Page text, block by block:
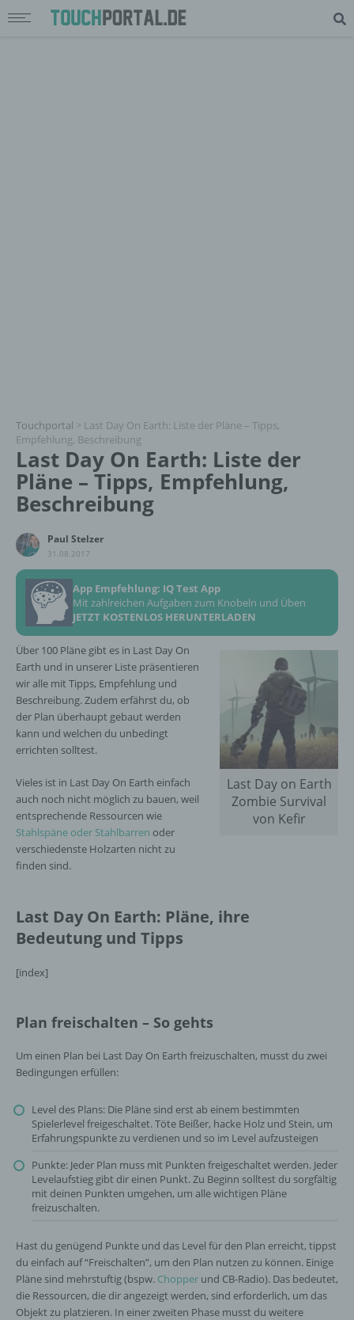
Touchportal > Last Day On Earth: Liste der Pläne – Tipps,
Empfehlung, Beschreibung
Last Day On Earth: Liste der
Pläne – Tipps, Empfehlung,
Beschreibung
Paul Stelzer
31.08.2017
App Empfehlung: IQ Test App
Mit zahlreichen Aufgaben zum Knobeln und Üben
JETZT KOSTENLOS HERUNTERLADEN
Last Day on Earth
Zombie Survival
von Kefir
Über 100 Pläne gibt es in Last Day On
Earth und in unserer Liste präsentieren
wir alle mit Tipps, Empfehlung und
Beschreibung. Zudem erfährst du, ob
der Plan überhaupt gebaut werden
kann und welchen du unbedingt
errichten solltest.
Vieles ist in Last Day On Earth einfach
auch noch nicht möglich zu bauen, weil
entsprechende Ressourcen wie
Stahlspäne oder Stahlbarren oder
verschiedenste Holzarten nicht zu
finden sind.
Last Day On Earth: Pläne, ihre
Bedeutung und Tipps
[index]
Plan freischalten – So gehts
Um einen Plan bei Last Day On Earth freizuschalten, musst du zwei
Bedingungen erfüllen:
Level des Plans: Die Pläne sind erst ab einem bestimmten
Spielerlevel freigeschaltet. Töte Beißer, hacke Holz und Stein, um
Erfahrungspunkte zu verdienen und so im Level aufzusteigen
Punkte: Jeder Plan muss mit Punkten freigeschaltet werden. Jeder
Levelaufstieg gibt dir einen Punkt. Zu Beginn solltest du sorgfältig
mit deinen Punkten umgehen, um alle wichtigen Pläne
freizuschalten.
Hast du genügend Punkte und das Level für den Plan erreicht, tippst
du einfach auf “Freischalten”, um den Plan nutzen zu können. Einige
Pläne sind mehrstuftig (bspw. Chopper und CB-Radio). Das bedeutet,
die Ressourcen, die dir angezeigt werden, sind erforderlich, um das
Objekt zu platzieren. In einer zweiten Phase musst du weitere